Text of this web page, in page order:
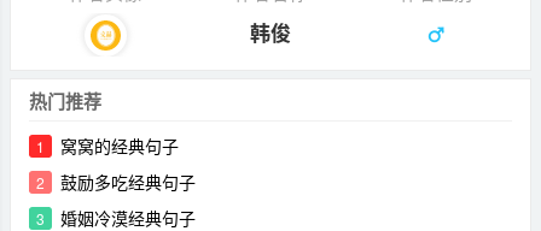
韩俊
热门推荐
1 窝窝的经典句子
2 鼓励多吃经典句子
3 婚姻冷漠经典句子